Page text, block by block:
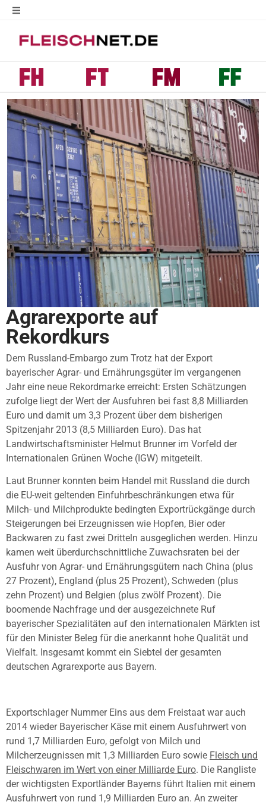
Agrarexporte auf
Rekordkurs
Dem Russland-Embargo zum Trotz hat der Export
bayerischer Agrar- und Ernährungsgüter im vergangenen
Jahr eine neue Rekordmarke erreicht: Ersten Schätzungen
zufolge liegt der Wert der Ausfuhren bei fast 8,8 Milliarden
Euro und damit um 3,3 Prozent über dem bisherigen
Spitzenjahr 2013 (8,5 Milliarden Euro). Das hat
Landwirtschaftsminister Helmut Brunner im Vorfeld der
Internationalen Grünen Woche (IGW) mitgeteilt.
Laut Brunner konnten beim Handel mit Russland die durch
die EU-weit geltenden Einfuhrbeschränkungen etwa für
Milch- und Milchprodukte bedingten Exportrückgänge durch
Steigerungen bei Erzeugnissen wie Hopfen, Bier oder
Backwaren zu fast zwei Dritteln ausgeglichen werden. Hinzu
kamen weit überdurchschnittliche Zuwachsraten bei der
Ausfuhr von Agrar- und Ernährungsgütern nach China (plus
27 Prozent), England (plus 25 Prozent), Schweden (plus
zehn Prozent) und Belgien (plus zwölf Prozent). Die
boomende Nachfrage und der ausgezeichnete Ruf
bayerischer Spezialitäten auf den internationalen Märkten ist
für den Minister Beleg für die anerkannt hohe Qualität und
Vielfalt. Insgesamt kommt ein Siebtel der gesamten
deutschen Agrarexporte aus Bayern.
Exportschlager Nummer Eins aus dem Freistaat war auch
2014 wieder Bayerischer Käse mit einem Ausfuhrwert von
rund 1,7 Milliarden Euro, gefolgt von Milch und
Milcherzeugnissen mit 1,3 Milliarden Euro sowie Fleisch und
Fleischwaren im Wert von einer Milliarde Euro. Die Rangliste
der wichtigsten Exportländer Bayerns führt Italien mit einem
Ausfuhrwert von rund 1,9 Milliarden Euro an. An zweiter